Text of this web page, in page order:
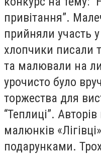
привітання”.
прийняли участь у
хлопчики писали
та малювали на
урочисто було
торжества для
“Теплиці”.
малюнків
подарунками.